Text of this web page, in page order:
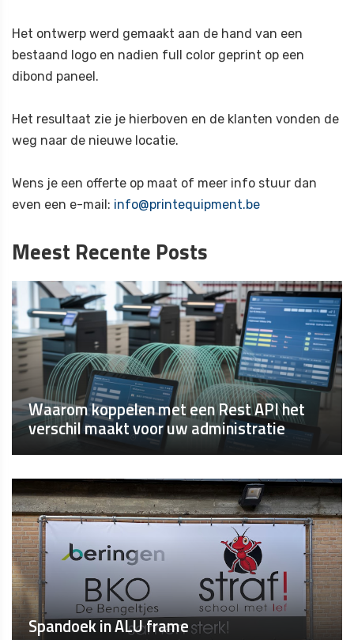
Het ontwerp werd gemaakt aan de hand van een
bestaand logo en nadien full color geprint op een
dibond paneel.
Het resultaat zie je hierboven en de klanten vonden de
weg naar de nieuwe locatie.
Wens je een offerte op maat of meer info stuur dan
even een e-mail: info@printequipment.be
Meest Recente Posts
Waarom koppelen met een Rest API het
verschil maakt voor uw administratie
Spandoek in ALU frame